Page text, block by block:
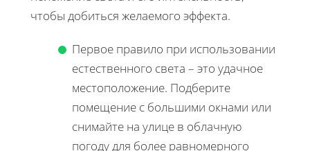
чтобы добиться желаемого эффекта.
Первое правило при использовании
естественного света – это удачное
местоположение. Подберите
помещение с большими окнами или
снимайте на улице в облачную
погоду для более равномерного